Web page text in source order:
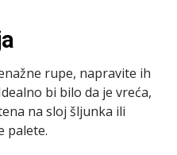
rupe, napravite ih
bi bilo da je vreća,
na sloj šljunka ili
palete.